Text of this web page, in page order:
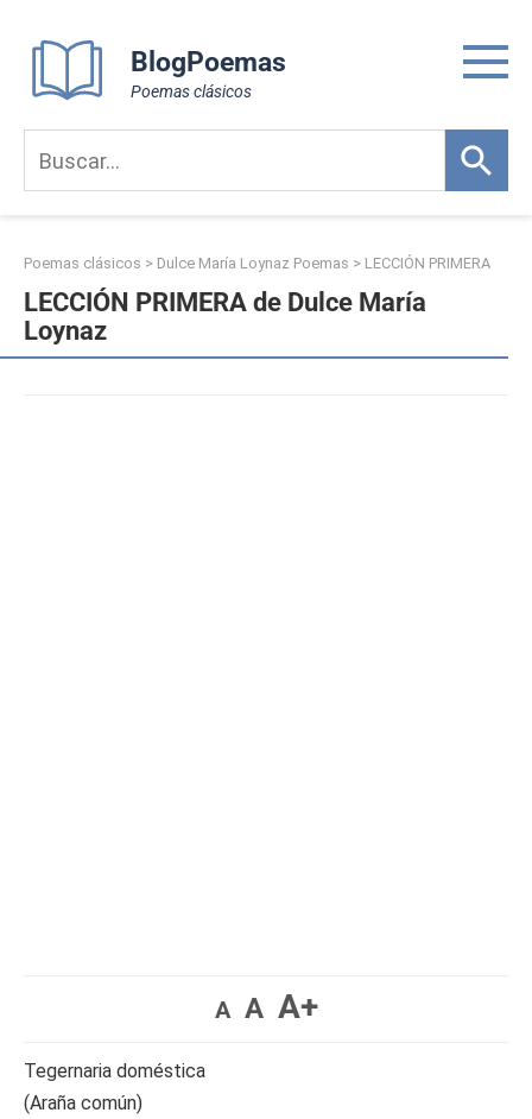
content
BlogPoemas
Poemas clásicos
Poemas clásicos > Dulce María Loynaz Poemas > LECCIÓN PRIMERA
LECCIÓN PRIMERA de Dulce María
Loynaz
A A A+
Tegernaria doméstica
(Araña común)